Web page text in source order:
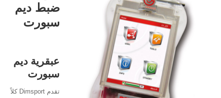
ضبط ديم
سبورت
عبقرية ديم
سبورت
تقدم Dimsport كلاً